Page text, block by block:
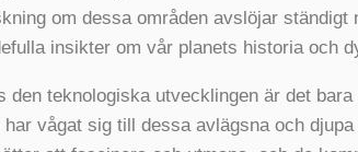
om dessa områden avslöjar
insikter om vår planets historia och
den teknologiska utvecklingen är det
har vågat sig till dessa avlägsna och